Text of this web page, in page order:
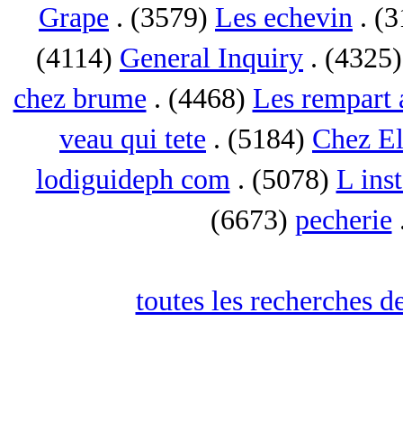
Grape . (3579) Les echevin .
(4114) General Inquiry .
chez brume . (4468) Les rempart
veau qui tete . (5184) Chez
lodiguideph com. (5078) L
(6673) pecherie
toutes les recherches